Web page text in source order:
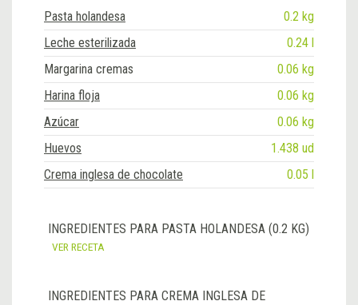
Pasta holandesa
0.2 kg
Leche esterilizada
0.24 l
Margarina cremas
0.06 kg
Harina floja
0.06 kg
Azúcar
0.06 kg
Huevos
1.438 ud
Crema inglesa de chocolate
0.05 l
INGREDIENTES PARA PASTA HOLANDESA (0.2 KG)
VER RECETA
INGREDIENTES PARA CREMA INGLESA DE